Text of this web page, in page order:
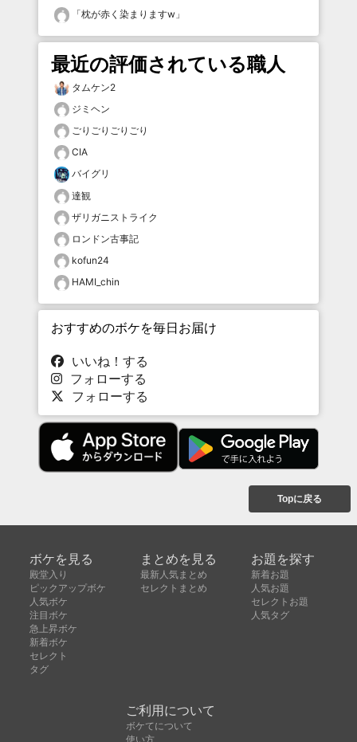
「枕が赤く染まりますw 」
最近の評価されている職人
タムケン2
ジミヘン
ごりごりごりごり
CIA
バイグリ
達観
ザリガニストライク
ロンドン古事記
kofun24
HAMI_chin
おすすめのボケを毎日お届け
いいね！する
フォローする
フォローする
Topに戻る
ボケを見る
殿堂入り
ピックアップボケ
人気ボケ
注目ボケ
急上昇ボケ
新着ボケ
セレクト
タグ
まとめを見る
最新人気まとめ
セレクトまとめ
お題を探す
新着お題
人気お題
セレクトお題
人気タグ
ご利用について
ボケてについて
使い方